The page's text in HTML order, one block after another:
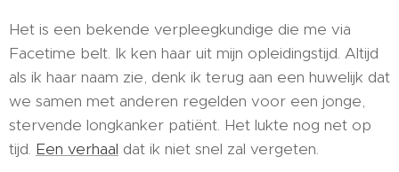
Het is een bekende verpleegkundige die me via
Facetime belt. Ik ken haar uit mijn opleidingstijd. Altijd
als ik haar naam zie, denk ik terug aan een huwelijk dat
we samen met anderen regelden voor een jonge,
stervende longkanker patiënt. Het lukte nog net op
tijd. Een verhaal dat ik niet snel zal vergeten.